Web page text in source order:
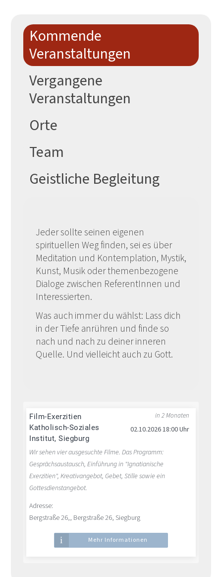
Kommende
Veranstaltungen
Vergangene
Veranstaltungen
Orte
Team
Geistliche Begleitung
Jeder sollte seinen eigenen
spirituellen Weg finden, sei es über
Meditation und Kontemplation, Mystik,
Kunst, Musik oder themenbezogene
Dialoge zwischen ReferentInnen und
Interessierten.
Was auch immer du wählst: Lass dich
in der Tiefe anrühren und finde so
nach und nach zu deiner inneren
Quelle. Und vielleicht auch zu Gott.
Film-Exerzitien
Katholisch-Soziales
Institut, Siegburg
Wir sehen vier ausgesuchte Filme. Das Programm:
Gesprächsaustausch, Einführung in "Ignatianische
Exerzitien", Kreativangebot, Gebet, Stille sowie ein
Gottesdienstangebot.
02.10.2026 18:00 Uhr
Adresse:
Bergstraße 26,, Bergstraße 26, Siegburg
in 2 Monaten
Mehr Informationen